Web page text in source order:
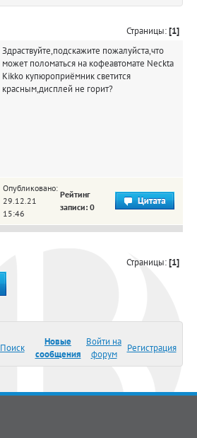
Страницы:[1]
Здраствуйте,подскажите пожалуйста,что
может поломаться на кофеавтомате Neckta
Kikko купюроприёмник светится
красным,дисплей не горит?
Опубликовано:
29.12.21
15:46
Рейтинг
записи: 0
Страницы:[1]
Поиск
Новые
сообщения
Войти на
форум
Регистрация